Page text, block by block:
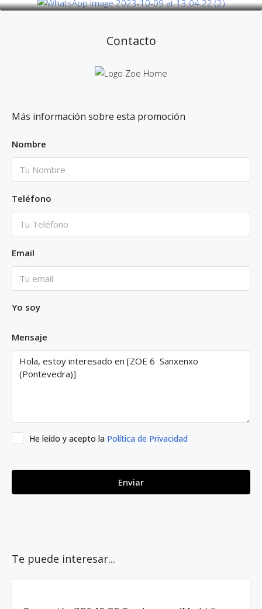
Contacto
Más información sobre esta promoción
Nombre
Teléfono
Email
Yo soy
Mensaje
He leído y acepto la Política de Privacidad
Enviar
Te puede interesar...